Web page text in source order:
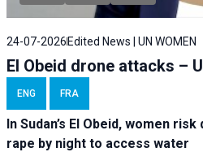
24-07-2026 Edited News | UN WOMEN
El Obeid drone attacks –
ENG FRA
In Sudan’s El Obeid, women
rape by night to access